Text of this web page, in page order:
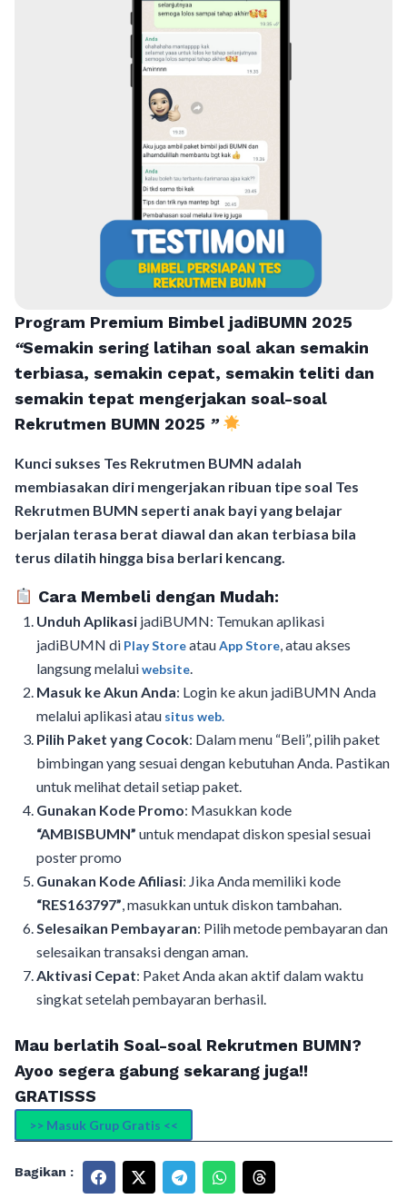
Program Premium Bimbel jadiBUMN 2025
“Semakin sering latihan soal akan semakin
terbiasa, semakin cepat, semakin teliti dan
semakin tepat mengerjakan soal-soal
Rekrutmen BUMN 2025 ”
Kunci sukses Tes Rekrutmen BUMN adalah
membiasakan diri mengerjakan ribuan tipe soal Tes
Rekrutmen BUMN seperti anak bayi yang belajar
berjalan terasa berat diawal dan akan terbiasa bila
terus dilatih hingga bisa berlari kencang.
Cara Membeli dengan Mudah:
Unduh Aplikasi jadiBUMN: Temukan aplikasi
jadiBUMN di Play StoreatauApp Store, atau akses
langsung melaluiwebsite.
Masuk ke Akun Anda: Login ke akun jadiBUMN Anda
melalui aplikasi atau situs web.
Pilih Paket yang Cocok: Dalam menu “Beli”, pilih paket
bimbingan yang sesuai dengan kebutuhan Anda. Pastikan
untuk melihat detail setiap paket.
Gunakan Kode Promo: Masukkan kode
“AMBISBUMN” untuk mendapat diskon spesial sesuai
poster promo
Gunakan Kode Afiliasi: Jika Anda memiliki kode
“RES163797”, masukkan untuk diskon tambahan.
Selesaikan Pembayaran: Pilih metode pembayaran dan
selesaikan transaksi dengan aman.
Aktivasi Cepat: Paket Anda akan aktif dalam waktu
singkat setelah pembayaran berhasil.
Mau berlatih Soal-soal Rekrutmen BUMN?
Ayoo segera gabung sekarang juga!!
GRATISSS
>> Masuk Grup Gratis <<
Bagikan :